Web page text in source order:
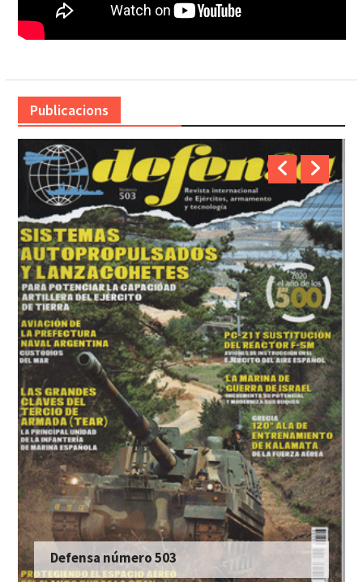
Publicacions
Defensa número 503